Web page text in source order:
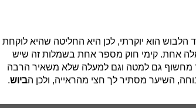
הלבוש הוא יוקרתי, לכן היא החליטה שהיא לוקחת
אחת. קימי חוק מספר אחת בשמלות זה שיש
גם למטה וגם למעלה שלא משאיר הרבה
השיער מסתיר לך חצי מהראייה, ולכן הביוש.